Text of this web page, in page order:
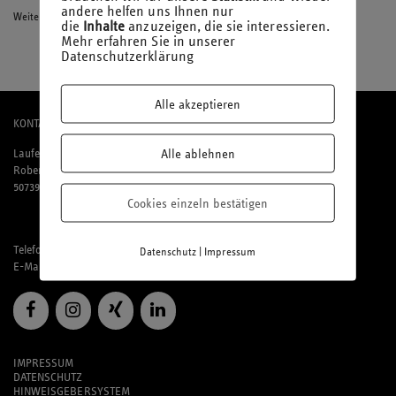
Weiterlesen
KONTAKT
Laufenberg Michels und Partner mbB
Robert-Perthel-Straße 81
50739 Köln
Telefon: 02 21 / 95 74 94-0
E-Mail:
IMPRESSUM
DATENSCHUTZ
HINWEISGEBERSYSTEM
andere helfen uns Ihnen nur
die Inhalte anzuzeigen, die sie interessieren.
Mehr erfahren Sie in unserer
Datenschutzerklärung
Alle akzeptieren
Alle ablehnen
Cookies einzeln bestätigen
Datenschutz| Impressum